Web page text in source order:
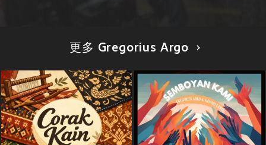
更多 Gregorius Argo